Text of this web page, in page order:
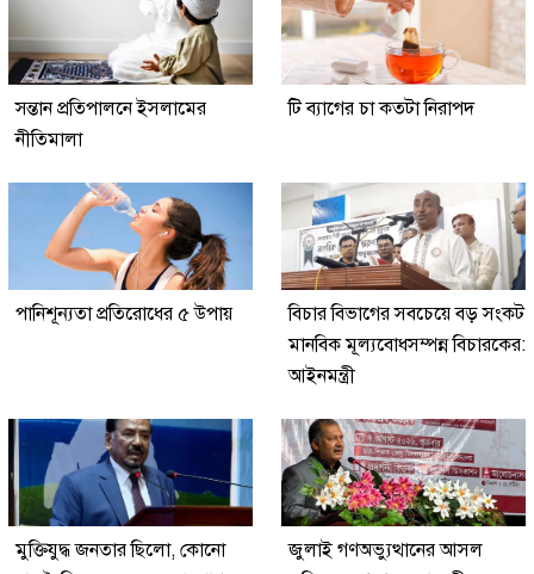
সন্তান প্রতিপালনে ইসলামের
নীতিমালা
টি ব্যাগের চা কতটা নিরাপদ
পানিশূন্যতা প্রতিরোধের ৫ উপায়
বিচার বিভাগের সবচেয়ে বড় সংকট
মানবিক মূল্যবোধসম্পন্ন বিচারকের:
আইনমন্ত্রী
মুক্তিযুদ্ধ জনতার ছিলো, কোনো
জুলাই গণঅভ্যুত্থানের আসল